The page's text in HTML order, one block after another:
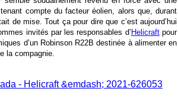
compte du facteur éolien, alors que, durant
de mise. Tout ça pour dire que c’est aujourd’hui
invités par les responsables d’ Helicraftpour
d’un Robinson R22B destinée à alimenter en
la compagnie.